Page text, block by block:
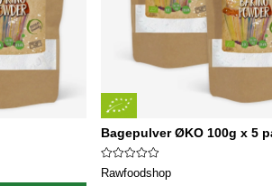
Bagepulver ØKO 100g x 5
Rawfoodshop